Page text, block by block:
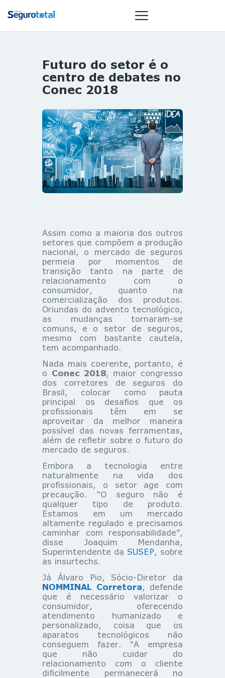
NOTÍCIAS
REVISTA
GAIVOTA DE
OURO
ST SUMMIT
MULHERES
GESTORAS
HOMEST
Futuro do setor é o
centro de debates no
Conec 2018
Assim como a maioria dos outros
setores que compõem a produção
nacional, o mercado de seguros
permeia por momentos de
transição tanto na parte de
relacionamento com o
consumidor, quanto na
comercialização dos produtos.
Oriundas do advento tecnológico,
as mudanças tornaram-se
comuns, e o setor de seguros,
mesmo com bastante cautela,
tem acompanhado.
Nada mais coerente, portanto, é
o Conec 2018, maior congresso
dos corretores de seguros do
Brasil, colocar como pauta
principal os desafios que os
profissionais têm em se
aproveitar da melhor maneira
possível das novas ferramentas,
além de refletir sobre o futuro do
mercado de seguros.
Embora a tecnologia entre
naturalmente na vida dos
profissionais, o setor age com
precaução. “O seguro não é
qualquer tipo de produto.
Estamos em um mercado
altamente regulado e precisamos
caminhar com responsabilidade”,
disse Joaquim Mendanha,
Superintendente da SUSEP, sobre
as insurtechs.
Já Álvaro Pio, Sócio-Diretor da
NOMMINAL Corretora, defende
que é necessário valorizar o
consumidor, oferecendo
atendimento humanizado e
personalizado, coisa que os
aparatos tecnológicos não
conseguem fazer. “A empresa
que não cuidar do
relacionamento com o cliente
dificilmente permanecerá no